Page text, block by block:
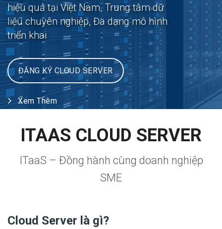
hiệu quả tại Việt Nam, Trung tâm dữ
liệu chuyên nghiệp, Đa dạng mô hình
triển khai
ĐĂNG KÝ CLOUD SERVER
Xem Thêm
ITAAS CLOUD SERVER
ITaaS – Đồng hành cùng doanh nghiệp
SME
Cloud Server là gì?